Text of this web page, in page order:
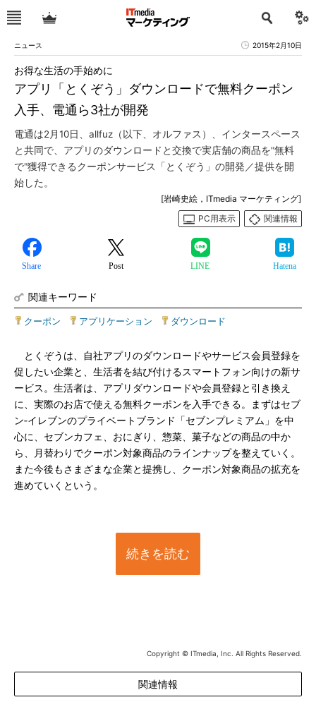
ニュース 2015年2月10日
アプリ「とくぞう」ダウンロードで無料クーポン
入手、電通ら3社が開発
お得な生活の手始めに
電通は2月10日、allfuz（以下、オルファス）、インタースペース
と共同で、アプリのダウンロードと交換で実店舗の商品を"無料
で"獲得できるクーポンサービス「とくぞう」の開発／提供を開
始した。
[岩崎史絵，ITmedia マーケティング]
PC用表示
関連情報
Share Post LINE Hatena
関連キーワード
クーポン アプリケーション ダウンロード
とくぞうは、自社アプリのダウンロードやサービス会員登録を
促したい企業と、生活者を結び付けるスマートフォン向けの新サ
ービス。生活者は、アプリダウンロードや会員登録と引き換え
に、実際のお店で使える無料クーポンを入手できる。まずはセブ
ン‐イレブンのプライベートブランド「セブンプレミアム」を中
心に、セブンカフェ、おにぎり、惣菜、菓子などの商品の中か
ら、月替わりでクーポン対象商品のラインナップを整えていく。
また今後もさまざまな企業と提携し、クーポン対象商品の拡充を
進めていくという。
続きを読む
Copyright © ITmedia, Inc. All Rights Reserved.
関連情報